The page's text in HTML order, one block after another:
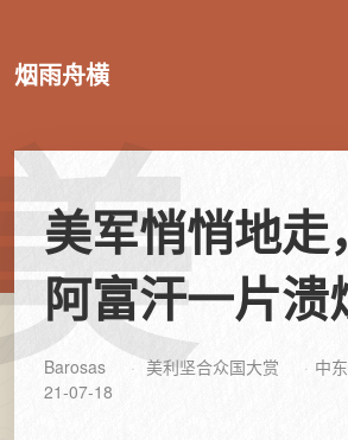
烟雨舟横
美军悄悄地走
阿富汗一片溃
Barosas 美利坚合众国大赏 中
21-07-18